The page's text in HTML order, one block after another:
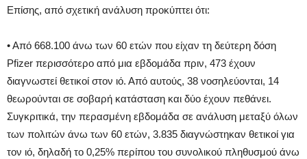
Επίσης, από σχετική ανάλυση προκύπτει ότι:
• Από 668.100 άνω των 60 ετών που είχαν τη δεύτερη δόση
Pfizer περισσότερο από μια εβδομάδα πριν, 473 έχουν
διαγνωστεί θετικοί στον ιό. Από αυτούς, 38 νοσηλεύονται, 14
θεωρούνται σε σοβαρή κατάσταση και δύο έχουν πεθάνει.
Συγκριτικά, την περασμένη εβδομάδα σε ανάλυση μεταξύ όλων
των πολιτών άνω των 60 ετών, 3.835 διαγνώστηκαν θετικοί για
τον ιό, δηλαδή το 0,25% περίπου του συνολικού πληθυσμού άνω